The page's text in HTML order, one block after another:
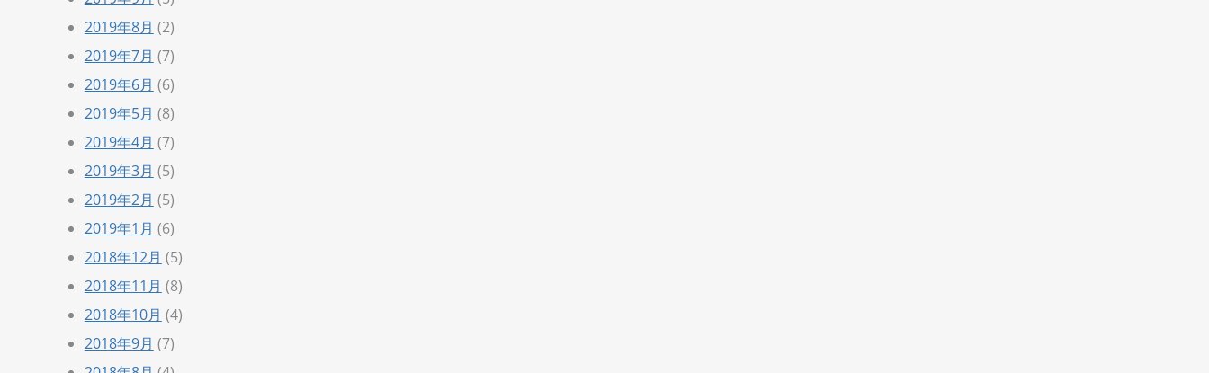
2019年8月 (2)
2019年7月 (7)
2019年6月 (6)
2019年5月 (8)
2019年4月 (7)
2019年3月 (5)
2019年2月 (5)
2019年1月 (6)
2018年12月 (5)
2018年11月 (8)
2018年10月 (4)
2018年9月 (7)